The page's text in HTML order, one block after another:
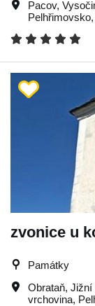
Pacov,
Pelhřimovsko,
zvonice u
Památky
Obrataň, Jižní
vrchovina,